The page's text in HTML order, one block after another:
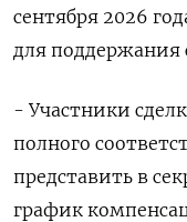
сентября 2026
для поддержания
- Участники
полного
представить в
график